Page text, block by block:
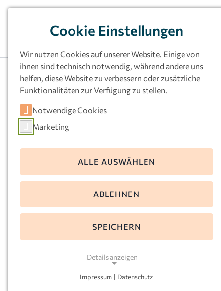
Blog
Nachwuchsförderung mit
System – Professionelle
Praxisanleitung bei den
Katholischen Kitas Ruhr
Veröffentlicht
Cookie Einstellungen
Wir nutzen Cookies auf unserer Website. Einige von
ihnen sind technisch notwendig, während andere uns
helfen, diese Website zu verbessern oder zusätzliche
Funktionalitäten zur Verfügung zu stellen.
Notwendige Cookies
Marketing
ALLE AUSWÄHLEN
ABLEHNEN
SPEICHERN
Details anzeigen
Impressum | Datenschutz